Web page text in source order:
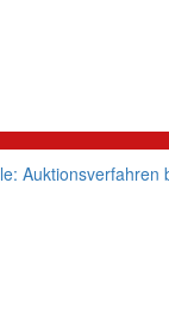
Auktionsverfahren